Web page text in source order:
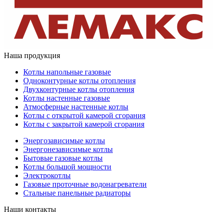
Наша продукция
Котлы напольные газовые
Одноконтурные котлы отопления
Двухконтурные котлы отопления
Котлы настенные газовые
Атмосферные настенные котлы
Котлы с открытой камерой сгорания
Котлы с закрытой камерой сгорания
Энергозависимые котлы
Энергонезависимые котлы
Бытовые газовые котлы
Котлы большой мощности
Электрокотлы
Газовые проточные водонагреватели
Стальные панельные радиаторы
Наши контакты